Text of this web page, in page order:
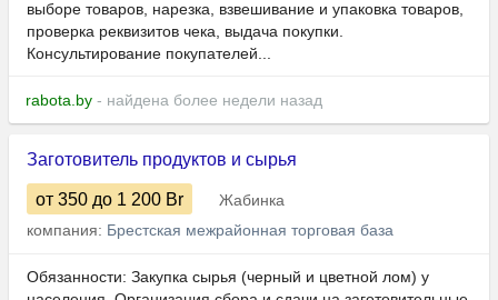
выборе товаров, нарезка, взвешивание и упаковка товаров,
проверка реквизитов чека, выдача покупки.
Консультирование покупателей...
rabota.by - найдена более недели назад
Заготовитель продуктов и сырья
от 350 до 1 200 Br
Жабинка
компания: Брестская межрайонная торговая база
Обязанности: Закупка сырья (черный и цветной лом) у